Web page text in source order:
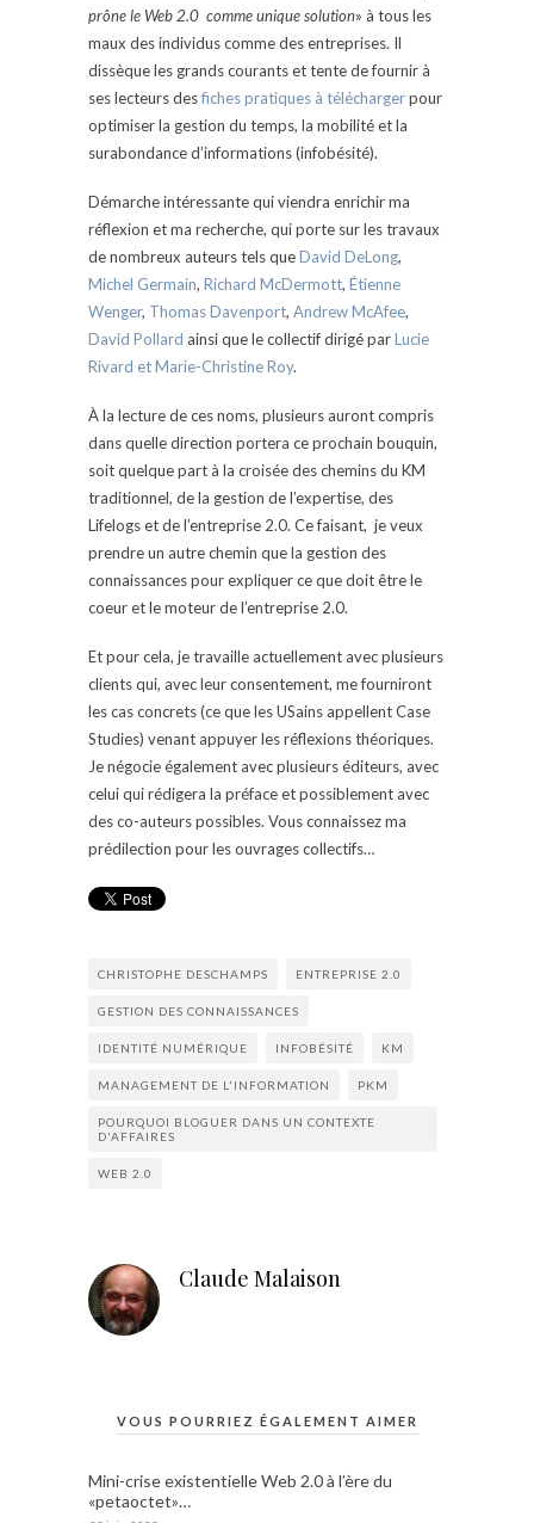
prône le Web 2.0 comme unique solution» à tous les
maux des individus comme des entreprises. Il
dissèque les grands courants et tente de fournir à
ses lecteurs desfiches pratiques à téléchargerpour
optimiser la gestion du temps, la mobilité et la
surabondance d’informations (infobésité).
Démarche intéressante qui viendra enrichir ma
réflexion et ma recherche, qui porte sur les travaux
de nombreux auteurs tels queDavid DeLong,
Michel Germain, Richard McDermott, Étienne
Wenger, Thomas Davenport, Andrew McAfee,
David Pollard ainsi que le collectif dirigé parLucie
Rivard et Marie-Christine Roy.
À la lecture de ces noms, plusieurs auront compris
dans quelle direction portera ce prochain bouquin,
soit quelque part à la croisée des chemins du KM
traditionnel, de la gestion de l’expertise, des
Lifelogs et de l’entreprise 2.0. Ce faisant, je veux
prendre un autre chemin que la gestion des
connaissances pour expliquer ce que doit être le
coeur et le moteur de l’entreprise 2.0.
Et pour cela, je travaille actuellement avec plusieurs
clients qui, avec leur consentement, me fourniront
les cas concrets (ce que les USains appellent Case
Studies) venant appuyer les réflexions théoriques.
Je négocie également avec plusieurs éditeurs, avec
celui qui rédigera la préface et possiblement avec
des co-auteurs possibles. Vous connaissez ma
prédilection pour les ouvrages collectifs…
CHRISTOPHE DESCHAMPS ENTREPRISE 2.0
GESTION DES CONNAISSANCES
IDENTITÉ NUMÉRIQUE INFOBÉSITÉ KM
MANAGEMENT DE L'INFORMATION PKM
POURQUOI BLOGUER DANS UN CONTEXTE
D'AFFAIRES
WEB 2.0
Claude Malaison
VOUS POURRIEZ ÉGALEMENT AIMER
Mini-crise existentielle Web 2.0 à l’ère du
«petaoctet»…